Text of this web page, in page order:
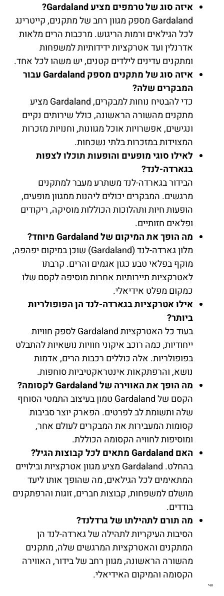
איזה סוג של טרמפים מציע Gardaland?
Gardaland מספק מגוון רחב של מתקנים, קייטרינג
לכל הגילאים ורמות הריגוש. מרכבות הרים מלאות
אדרנלין ועד אטרקציות ידידותיות למשפחות
ומתקנים עדינים לילדים קטנים, יש משהו לכל אחד.
איזה סוג של מתקנים מספק Gardaland עבור
המבקרים שלה?
כדי להבטיח נוחות למבקרים, Gardaland מציע
מתקנים מהשורה הראשונה, כולל שירותים נקיים
ונגישים, אפשרויות אוכל מגוונות, וחנויות מזכרות
המצוידות במזכרות בלתי נשכחות.
לאילו סוגי מופעים והופעות תוכלו לצפות
בגארדה-לנד?
הבידור בגארדה-לנד משתרע מעבר למתקנים
מרגשים. המבקרים יכולים ליהנות ממגוון מופעים,
הופעות חיות ותהלוכות הכוללות מוסיקה, ריקודים
ופלאים חזותיים.
מה הופך את המיקום של Gardaland מיוחד?
מלון גארדה-לנד (Gardaland) שוכן במיקום יפהפה,
מוקף בפלאי טבע כגון אגמים והרים. קרבתו
לאטרקציות תיירותיות אחרות מוסיפה לקסם שלו
כמקום מפלט אידיאלי.
אילו אטרקציות בגארדה-לנד הן הפופולריות
ביותר?
בעוד כל האטרקציות Gardaland לספק חוויות
ייחודיות, כמה רוכב איקוני חוויות נושאיות להתבלט
בפופולריות. אלה כוללים רכבות הרים, אדמות
נושא, והרפתקאות אינטראקטיביות סוחפות.
מה הופך את האווירה של Gardaland לקסומה?
הקסם של Gardaland טמון בעיצוב התמטי הסוחף
שלה ותשומת לב לפרטים. הפארק יוצר סביבות
קסומות המעבירות את המבקרים לעולם אחר,
ומוסיפות לחוויה הקסומה הכוללת.
האם Gardaland מתאים לכל קבוצות הגיל?
בהחלט. Gardaland מציע מגוון אטרקציות ובילויים
המתאימים לכל הגילאים, מה שהופך אותו ליעד
מושלם למשפחות, קבוצות חברים, זוגות והרפתקנים
בודדים.
מה תורם לתהילתו של גרדלנד?
הסיבות העיקריות לתהילה של גארדה-לנד הן
המתקנים והאטרקציות המרגשים שלה, מתקנים
מהשורה הראשונה, מגוון רחב של בידור, האווירה
הקסומה והמיקום האידיאלי.
"`